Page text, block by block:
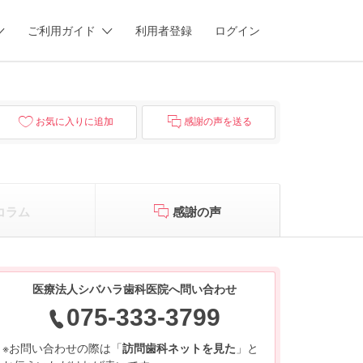
ご利用ガイド 利用者登録 ログイン
お気に入りに追加 感謝の声を送る
ラム 感謝の声
医療法人シバハラ歯科医院へ問い合わせ
075-333-3799
※お問い合わせの際は「訪問歯科ネットを見た 」と